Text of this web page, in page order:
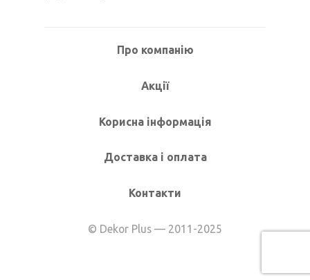
© Dekor Plus — 2011-2025
Про компанію
Акції
Корисна інформація
Доставка і оплата
Контакти